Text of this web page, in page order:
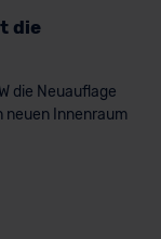
die
die Neuauflage
neuen Innenraum